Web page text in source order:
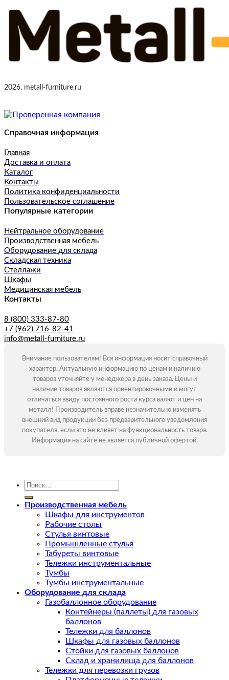
2026, metall-furniture.ru
Справочная информация
Главная
Доставка и оплата
Каталог
Контакты
Политика конфиденциальности
Пользовательское соглашение
Популярные категории
Нейтральное оборудование
Производственная мебель
Оборудование для склада
Складская техника
Стеллажи
Шкафы
Медицинская мебель
Контакты
8 (800) 333-87-80
+7 (962) 716-82-41
info@metall-furniture.ru
Внимание пользователям! Вся информация носит справочный
характер. Актуальную информацию по ценам и наличию
товаров уточняйте у менеджера в день заказа. Цены и
наличие товаров являются ориентировочными и могут
отличаться ввиду постоянного роста курса валют и цен на
металл! Производитель вправе незначительно изменять
внешний вид продукции без предварительного уведомления
покупателя, если это не влияет на функциональность товара.
Информация на сайте не является публичной офертой.
Искать:
Производственная мебель
Шкафы для инструментов
Рабочие столы
Стулья винтовые
Промышленные стулья
Табуреты винтовые
Тележки инструментальные
Тумбы
Тумбы инструментальные
Оборудование для склада
Газобаллонное оборудование
Контейнеры (паллеты) для газовых
баллонов
Тележки для баллонов
Шкафы для газовых баллонов
Стойки для газовых баллонов
Склад и хранилища для баллонов
Тележки для перевозки грузов